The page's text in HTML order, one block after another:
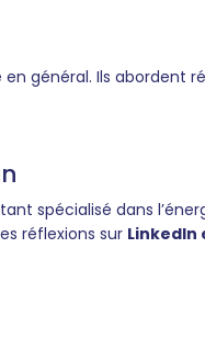
général. Ils abordent
spécialisé dans
réflexions sur